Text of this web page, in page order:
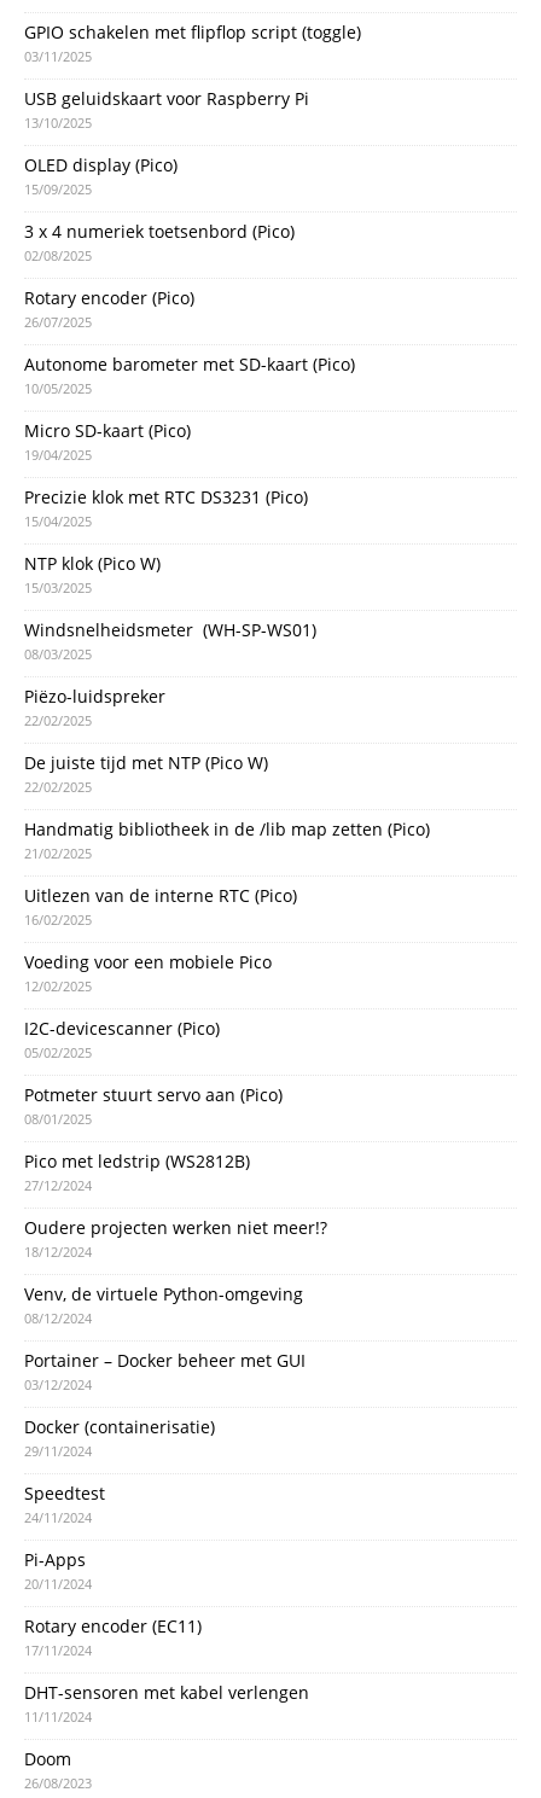
GPIO schakelen met flipflop script (toggle)
03/11/2025
USB geluidskaart voor Raspberry Pi
13/10/2025
OLED display (Pico)
15/09/2025
3 x 4 numeriek toetsenbord (Pico)
02/08/2025
Rotary encoder (Pico)
26/07/2025
Autonome barometer met SD-kaart (Pico)
10/05/2025
Micro SD-kaart (Pico)
19/04/2025
Precizie klok met RTC DS3231 (Pico)
15/04/2025
NTP klok (Pico W)
15/03/2025
Windsnelheidsmeter (WH-SP-WS01)
08/03/2025
Piëzo-luidspreker
22/02/2025
De juiste tijd met NTP (Pico W)
22/02/2025
Handmatig bibliotheek in de /lib map zetten (Pico)
21/02/2025
Uitlezen van de interne RTC (Pico)
16/02/2025
Voeding voor een mobiele Pico
12/02/2025
I2C-devicescanner (Pico)
05/02/2025
Potmeter stuurt servo aan (Pico)
08/01/2025
Pico met ledstrip (WS2812B)
27/12/2024
Oudere projecten werken niet meer!?
18/12/2024
Venv, de virtuele Python-omgeving
08/12/2024
Portainer – Docker beheer met GUI
03/12/2024
Docker (containerisatie)
29/11/2024
Speedtest
24/11/2024
Pi-Apps
20/11/2024
Rotary encoder (EC11)
17/11/2024
DHT-sensoren met kabel verlengen
11/11/2024
Doom
26/08/2023